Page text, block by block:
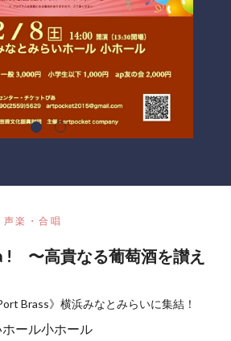
声楽・合唱
! 〜高貴なる葡萄酒を讃え
Brass》横浜みなとみらいに集結！
ール小ホール